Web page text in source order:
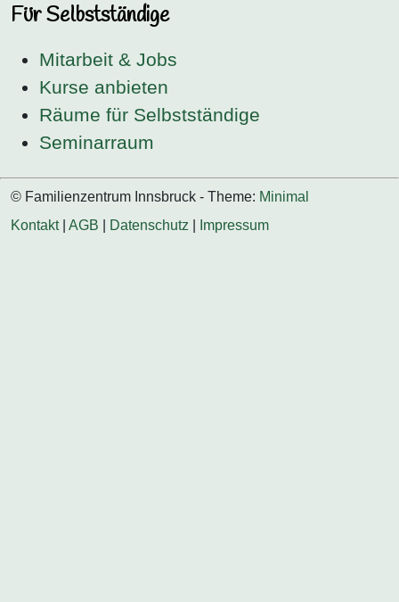
Für Selbstständige
Mitarbeit & Jobs
Kurse anbieten
Räume für Selbstständige
Seminarraum
© Familienzentrum Innsbruck - Theme: Minimal
Kontakt| AGB Datenschutz Impressum